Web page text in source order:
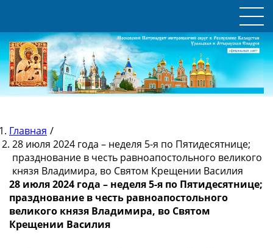
Главная /
28 июля 2024 года – неделя 5-я по Пятидесятнице;
празднование в честь равноапостольного великого
князя Владимира, во Святом Крещении Василия
28 июля 2024 года – неделя 5-я по Пятидесятнице;
празднование в честь равноапостольного
великого князя Владимира, во Святом
Крещении Василия